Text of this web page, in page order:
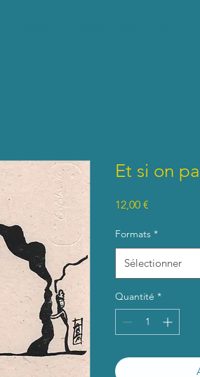
Et si on
12,00 €
Formats *
Sélectionner
Quantité *